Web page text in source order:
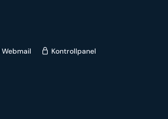
Webmail Kontrollpanel